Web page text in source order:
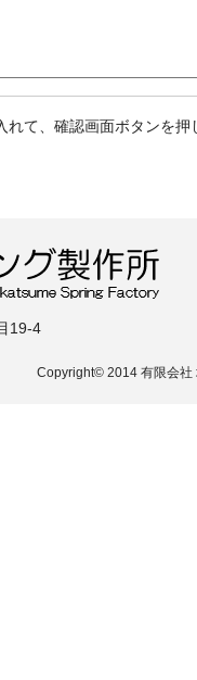
れて、確認画面ボタンを押
19-4
Copyright© 2014 有限会社